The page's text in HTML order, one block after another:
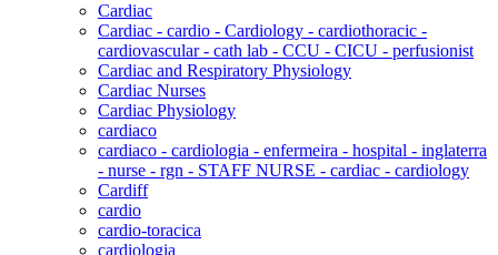
Cardiac
Cardiac - cardio - Cardiology - cardiothoracic -
cardiovascular - cath lab - CCU - CICU - perfusionist
Cardiac and Respiratory Physiology
Cardiac Nurses
Cardiac Physiology
cardiaco
cardiaco - cardiologia - enfermeira - hospital - inglaterra
- nurse - rgn - STAFF NURSE - cardiac - cardiology
Cardiff
cardio
cardio-toracica
cardiologia